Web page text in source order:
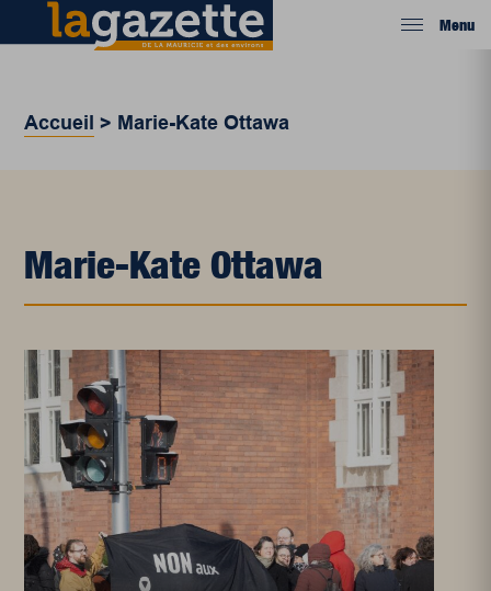
Menu
Accueil > Marie-Kate Ottawa
Marie-Kate Ottawa